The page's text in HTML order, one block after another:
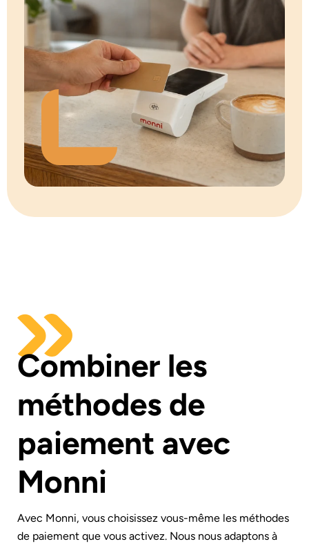
Combiner les
méthodes de
paiement avec
Monni
Avec Monni, vous choisissez vous-même les méthodes
de paiement que vous activez. Nous nous adaptons à